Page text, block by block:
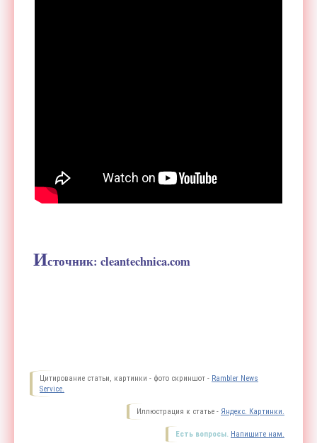
Источник: cleantechnica.com
Цитирование статьи, картинки - фото скриншот - Rambler News
Service.
Иллюстрация к статье - Яндекс. Картинки.
Есть вопросы. Напишите нам.